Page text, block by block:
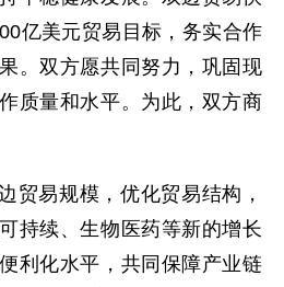
亿美元贸易目标，务实合作
。双方愿共同努力，巩固现
质量和水平。为此，双方商
易规模，优化贸易结构，
持续、生物医药等新的增长
利化水平，共同保障产业链